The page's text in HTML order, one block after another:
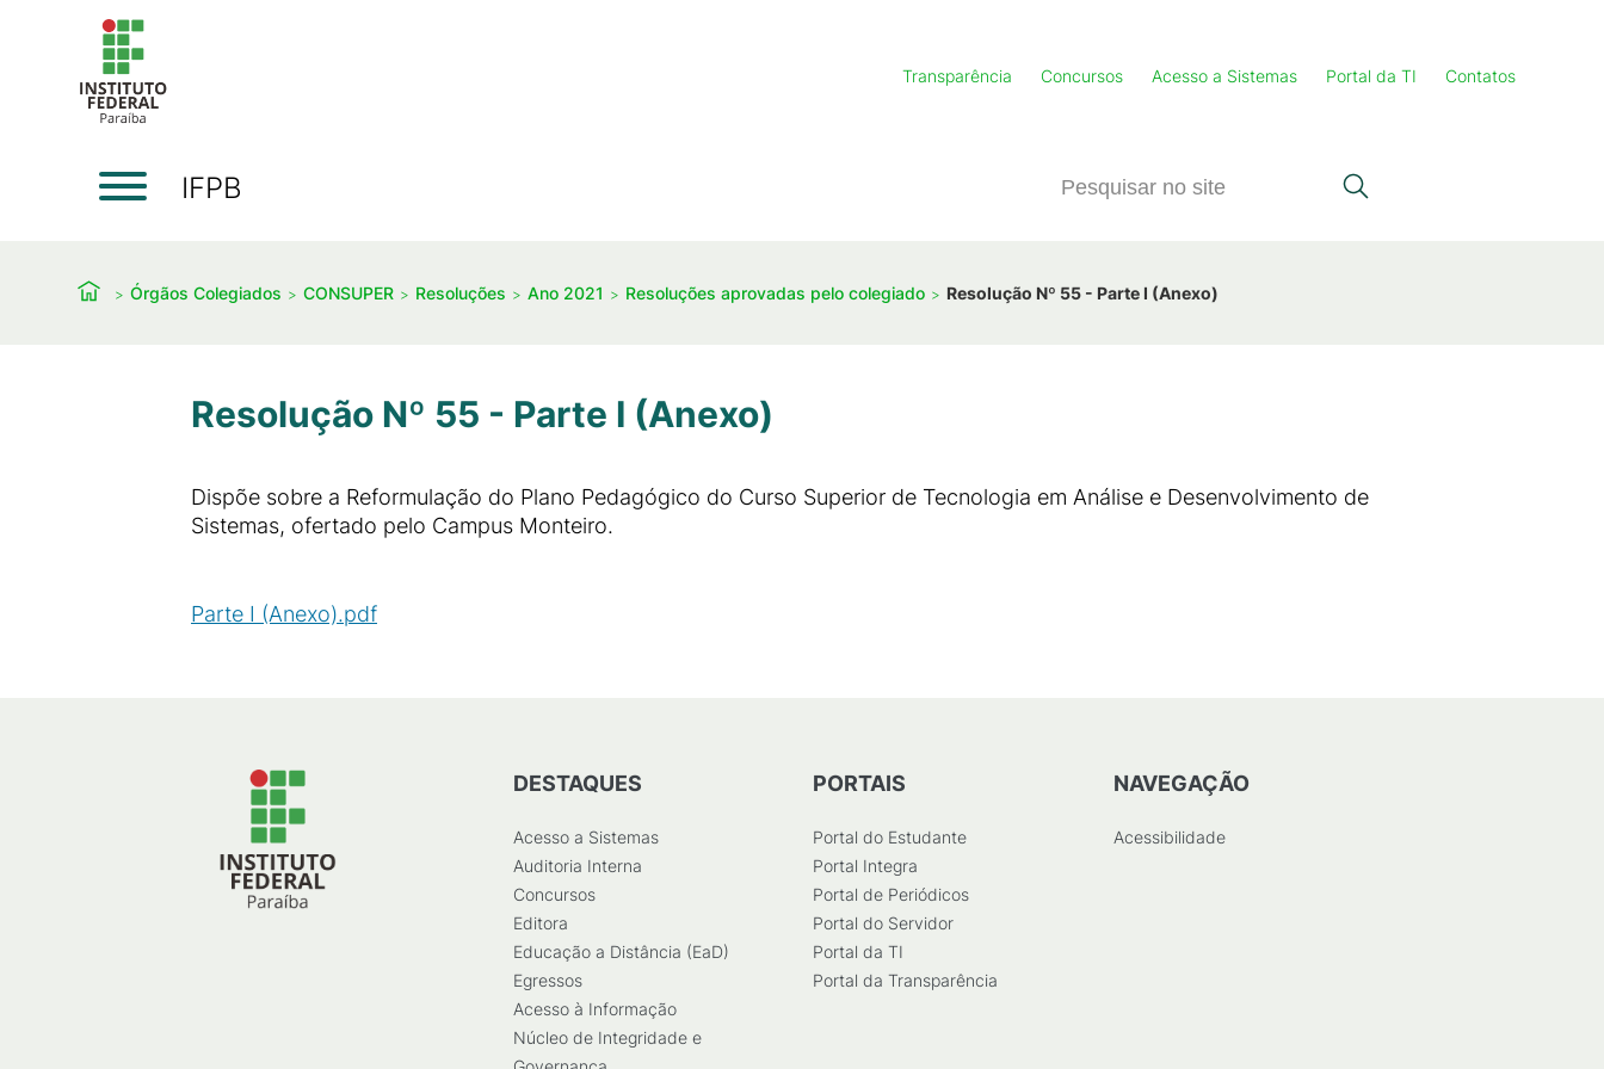
Transparência Concursos Acesso a Sistemas Portal da TI Contatos
IFPB
Órgãos Colegiados CONSUPER Resoluções Ano 2021 Resoluções aprovadas pelo colegiado Resolução Nº 55 - Parte I (Anexo)
Resolução Nº 55 - Parte I (Anexo)
Dispõe sobre a Reformulação do Plano Pedagógico do Curso Superior de Tecnologia em Análise e Desenvolvimento de
Sistemas, ofertado pelo Campus Monteiro.
Parte I (Anexo).pdf
DESTAQUES
Acesso a Sistemas
Auditoria Interna
Concursos
Editora
Educação a Distância (EaD)
Egressos
Acesso à Informação
Núcleo de Integridade e
PORTAIS
Portal do Estudante
Portal Integra
Portal de Periódicos
Portal do Servidor
Portal da TI
Portal da Transparência
NAVEGAÇÃO
Acessibilidade